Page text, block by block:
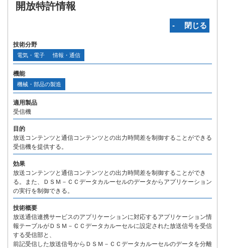
開放特許情報
‐ 閉じる
技術分野
電気・電子 情報・通信
機能
機械・部品の製造
適用製品
受信機
目的
放送コンテンツと通信コンテンツとの出力時間差を制御することができる
受信機を提供する。
効果
放送コンテンツと通信コンテンツとの出力時間差を制御することができ
る。また、ＤＳＭ－ＣＣデータカルーセルのデータからアプリケーション
の実行を制御できる。
技術概要
放送通信連携サービスのアプリケーションに対応するアプリケーション情
報テーブルがＤＳＭ－ＣＣデータカルーセルに設定された放送信号を受信
する受信部と、
前記受信した放送信号からＤＳＭ－ＣＣデータカルーセルのデータを分離